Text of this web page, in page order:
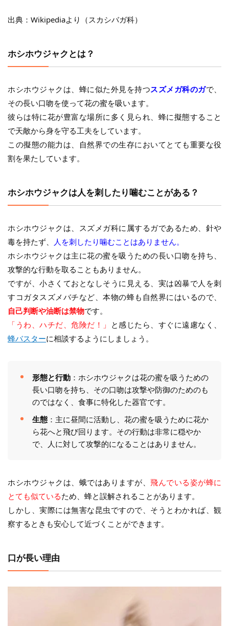
出典：Wikipediaより（スカシバガ科）
ホシホウジャクとは？
ホシホウジャクは、蜂に似た外見を持つスズメガ科のガで、
その長い口吻を使って花の蜜を吸います。
彼らは特に花が豊富な場所に多く見られ、蜂に擬態すること
で天敵から身を守る工夫をしています。
この擬態の能力は、自然界での生存においてとても重要な役
割を果たしています。
ホシホウジャクは人を刺したり噛むことがある？
ホシホウジャクは、スズメガ科に属するガであるため、針や
毒を持たず、
人を刺したり噛むことはありません。
ホシホウジャクは主に花の蜜を吸うための長い口吻を持ち、
攻撃的な行動を取ることもありません。
ですが、小さくておとなしそうに見える、実は凶暴で人を刺
すコガタスズメバチなど、本物の蜂も自然界にはいるので、
自己判断や油断は禁物です。
「うわ、ハチだ、危険だ！」 と感じたら、すぐに遠慮なく、
蜂バスターに相談するようにしましょう。
形態と行動：ホシホウジャクは花の蜜を吸うための
長い口吻を持ち、その口吻は攻撃や防御のためのも
のではなく、食事に特化した器官です。
生態：主に昼間に活動し、花の蜜を吸うために花か
ら花へと飛び回ります。その行動は非常に穏やか
で、人に対して攻撃的になることはありません。
ホシホウジャクは、蛾ではありますが、 飛んでいる姿が蜂に
とても似ているため、蜂と誤解されることがあります。
しかし、実際には無害な昆虫ですので、そうとわかれば、観
察するときも安心して近づくことができます。
口が長い理由